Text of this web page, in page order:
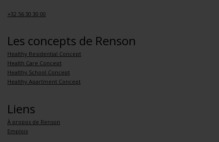
+32 56 30 30 00
Les concepts de Renson
Healthy Residential Concept
Health Care Concept
Healthy School Concept
Healthy Apartment Concept
Liens
À propos de Renson
Emplois